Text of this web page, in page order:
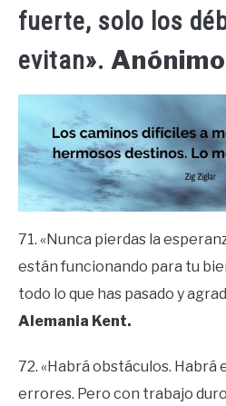
fuerte, solo los
evitan».
71. «Nunca pierdas la
están funcionando para tu
todo lo que has pasado y
Alemania Kent.
72. «Habrá obstáculos. Habrá
errores. Pero con trabajo